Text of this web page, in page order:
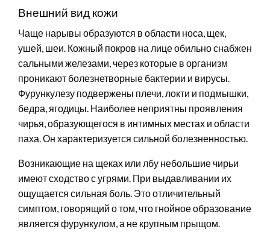
Внешний вид кожи
Чаще нарывы образуются в области носа, щек,
ушей, шеи. Кожный покров на лице обильно снабжен
сальными железами, через которые в организм
проникают болезнетворные бактерии и вирусы.
Фурункулезу подвержены плечи, локти и подмышки,
бедра, ягодицы. Наиболее неприятны проявления
чирья, образующегося в интимных местах и области
паха. Он характеризуется сильной болезненностью.
Возникающие на щеках или лбу небольшие чирьи
имеют сходство с угрями. При выдавливании их
ощущается сильная боль. Это отличительный
симптом, говорящий о том, что гнойное образование
является фурункулом, а не крупным прыщом.